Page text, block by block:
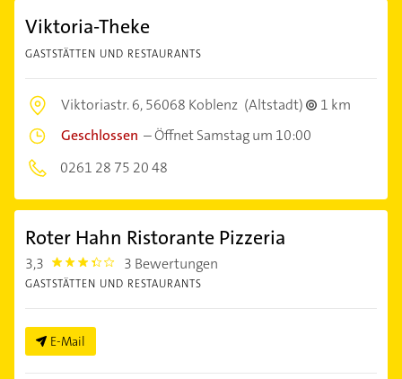
Viktoria-Theke
GASTSTÄTTEN UND RESTAURANTS
Viktoriastr. 6,56068 Koblenz (Altstadt)
1 km
Geschlossen –Öffnet Samstag um 10:00
0261 28 75 20 48
Roter Hahn Ristorante Pizzeria
3,3 3.3 3 Bewertungen
GASTSTÄTTEN UND RESTAURANTS
E-Mail